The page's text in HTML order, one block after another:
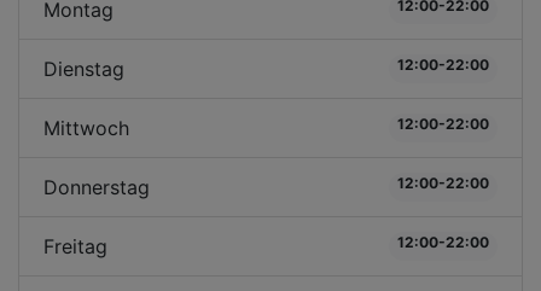
Montag 12:00-22:00
Dienstag 12:00-22:00
Mittwoch 12:00-22:00
Donnerstag 12:00-22:00
Freitag 12:00-22:00